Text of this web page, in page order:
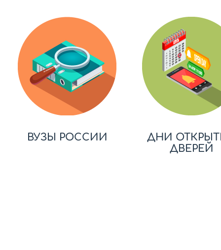
ВУЗЫ РОССИИ
ДНИ
ДВЕРЕЙ